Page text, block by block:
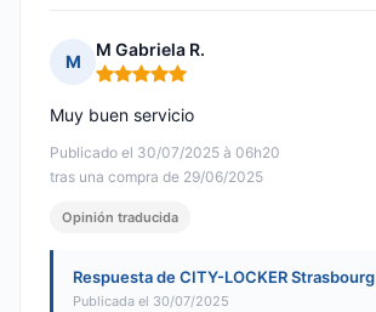
M
M Gabriela R.
Nota: 5 de 5
Publicado el 30/07/2025 à 06h20
tras una compra de 29/06/2025
Muy buen servicio
Opinión traducida
Respuesta de CITY-LOCKER Strasbourg
Publicada el 30/07/2025